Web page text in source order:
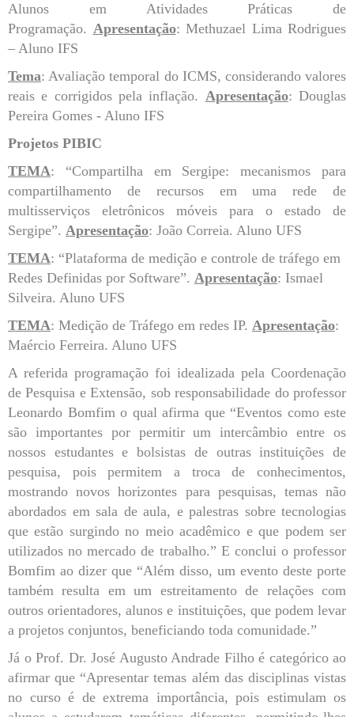
Alunos em Atividades Práticas de
Programação. Apresentação: Methuzael Lima Rodrigues
– Aluno IFS
Tema: Avaliação temporal do ICMS, considerando valores
reais e corrigidos pela inflação. Apresentação: Douglas
Pereira Gomes - Aluno IFS
Projetos PIBIC
TEMA: “Compartilha em Sergipe: mecanismos para
compartilhamento de recursos em uma rede de
multisserviços eletrônicos móveis para o estado de
Sergipe”. Apresentação: João Correia. Aluno UFS
TEMA: “Plataforma de medição e controle de tráfego em
Redes Definidas por Software”. Apresentação: Ismael
Silveira. Aluno UFS
TEMA: Medição de Tráfego em redes IP. Apresentação:
Maércio Ferreira. Aluno UFS
A referida programação foi idealizada pela Coordenação
de Pesquisa e Extensão, sob responsabilidade do professor
Leonardo Bomfim o qual afirma que “Eventos como este
são importantes por permitir um intercâmbio entre os
nossos estudantes e bolsistas de outras instituições de
pesquisa, pois permitem a troca de conhecimentos,
mostrando novos horizontes para pesquisas, temas não
abordados em sala de aula, e palestras sobre tecnologias
que estão surgindo no meio acadêmico e que podem ser
utilizados no mercado de trabalho.” E conclui o professor
Bomfim ao dizer que “Além disso, um evento deste porte
também resulta em um estreitamento de relações com
outros orientadores, alunos e instituições, que podem levar
a projetos conjuntos, beneficiando toda comunidade.”
Já o Prof. Dr. José Augusto Andrade Filhoé categórico ao
afirmar que “Apresentar temas além das disciplinas vistas
no curso é de extrema importância, pois estimulam os